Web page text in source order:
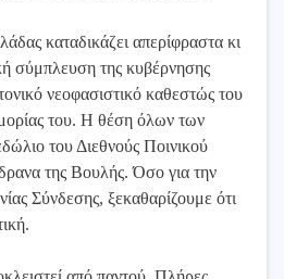
καταδικάζει απερίφραστα κι
σύμπλευση της κυβέρνησης
νεοφασιστικό καθεστώς του
του. Η θέση όλων των
του Διεθνούς Ποινικού
της Βουλής. Όσο για την
Σύνδεσης, ξεκαθαρίζουμε ότι